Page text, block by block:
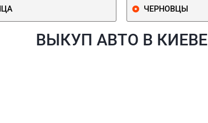
ЧЕРНОВЦЫ
ВЫКУП АВТО В КИЕВЕ